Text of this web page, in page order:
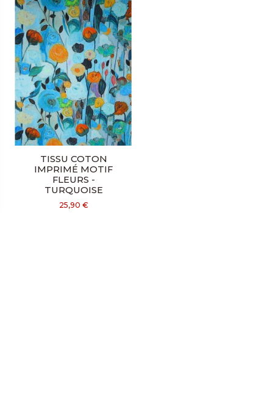
TISSU COTON
IMPRIMÉ MOTIF
FLEURS -
TURQUOISE
25,90 €